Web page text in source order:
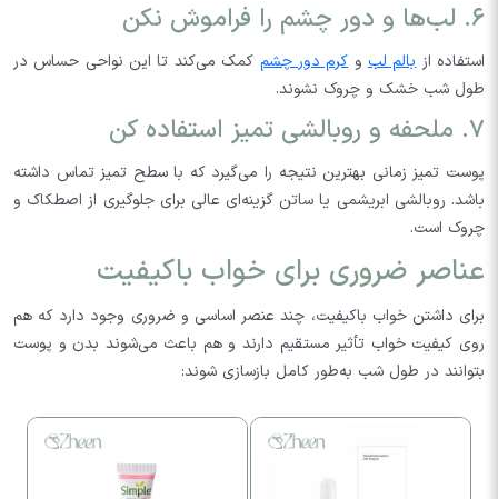
۶. لب‌ها و دور چشم را فراموش نکن
استفاده ازبالم لب وکرم دور چشم کمک می‌کند تا این نواحی حساس در
طول شب خشک و چروک نشوند.
۷. ملحفه و روبالشی تمیز استفاده کن
پوست تمیز زمانی بهترین نتیجه را می‌گیرد که با سطح تمیز تماس داشته
باشد. روبالشی ابریشمی یا ساتن گزینه‌ای عالی برای جلوگیری از اصطکاک و
چروک است.
عناصر ضروری برای خواب باکیفیت
برای داشتن خواب باکیفیت، چند عنصر اساسی و ضروری وجود دارد که هم
روی کیفیت خواب تأثیر مستقیم دارند و هم باعث می‌شوند بدن و پوست
بتوانند در طول شب به‌طور کامل بازسازی شوند: